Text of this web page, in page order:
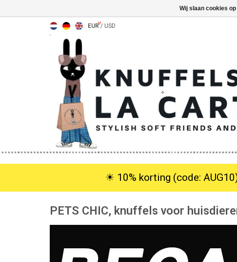
EUR/ USD
☀︎ 10% korting (code: AUG10)
PETS CHIC, knuffels voor
Wij slaan cookies